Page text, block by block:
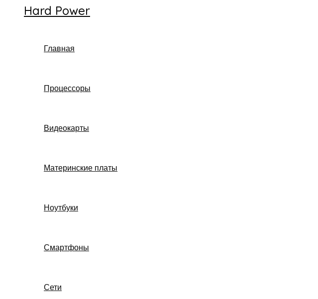
Hard Power
Главная
Процессоры
Видеокарты
Материнские платы
Ноутбуки
Смартфоны
Сети